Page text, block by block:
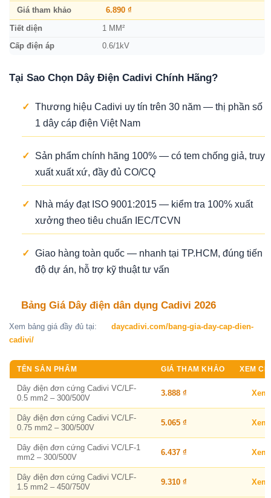
Giá tham khảo 6.890 ₫
Tiết diện 1 MM²
Cấp điện áp 0.6/1kV
Tại Sao Chọn Dây Điện Cadivi Chính Hãng?
✓ Thương hiệu Cadivi uy tín trên 30 năm — thị phần số
1 dây cáp điện Việt Nam
✓
Sản phẩm chính hãng 100% — có tem chống giả, truy
xuất xuất xứ, đầy đủ CO/CQ
✓
Nhà máy đạt ISO 9001:2015 — kiểm tra 100% xuất
xưởng theo tiêu chuẩn IEC/TCVN
✓ Giao hàng toàn quốc — nhanh tại TP.HCM, đúng tiến
độ dự án, hỗ trợ kỹ thuật tư vấn
Bảng Giá Dây điện dân dụng Cadivi 2026
Xem bảng giá đầy đủ tại:
daycadivi.com/bang-gia-day-cap-dien-
cadivi/
TÊN SẢN PHẨM GIÁ THAM KHẢO XEM
Dây điện đơn cứng Cadivi VC/LF-
0.5 mm2 – 300/500V
3.888 ₫
Dây điện đơn cứng Cadivi VC/LF-
0.75 mm2 – 300/500V
5.065 ₫
Dây điện đơn cứng Cadivi VC/LF-1
mm2 – 300/500V
6.437 ₫
Dây điện đơn cứng Cadivi VC/LF-
1.5 mm2 – 450/750V
9.310 ₫